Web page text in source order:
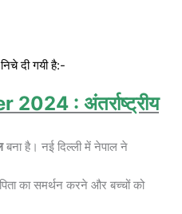
दी गयी है:-
2024 : अंतर्राष्ट्रीय
बना है। नई दिल्ली में नेपाल ने
का समर्थन करने और बच्चों को